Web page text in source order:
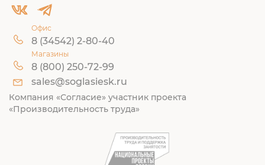
Офис
8 (34542) 2-80-40
Магазины
8 (800) 250-72-99
sales@soglasiesk.ru
Компания «Согласие» участник проекта
«Производительность труда»